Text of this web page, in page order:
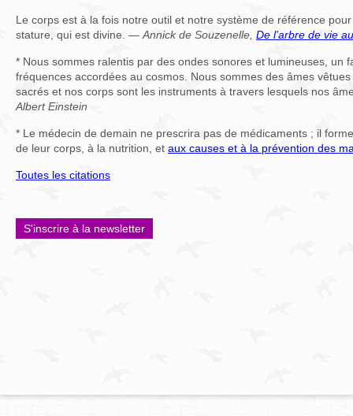
Le corps est à la fois notre outil et notre système de référence
stature, qui est divine. — Annick de Souzenelle, De l'arbre de vie
* Nous sommes ralentis par des ondes sonores et lumineuses, un
fréquences accordées au cosmos. Nous sommes des âmes
sacrés et nos corps sont les instruments à travers lesquels nos
Albert Einstein
* Le médecin de demain ne prescrira pas de médicaments ; il
de leur corps, à la nutrition, et aux causes et à la prévention des
Toutes les citations
S'inscrire à la newsletter